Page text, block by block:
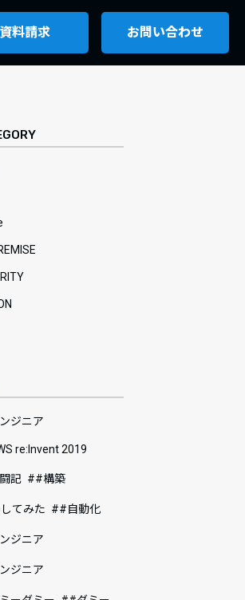
資料請求 お問い合わせ
ジニア
re:Invent 2019
記 #構築
てみた #自動化
ジニア
ジニア